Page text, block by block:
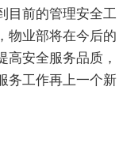
目前的管理安全工
物业部将在今后的
高安全服务品质，
务工作再上一个新